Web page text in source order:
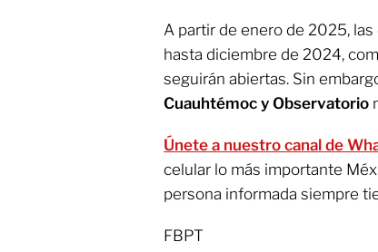
A partir de enero de 2025,
hasta diciembre de 2024,
seguirán abiertas. Sin
Cuauhtémoc y Observatorio
Únete a nuestro canal de
celular lo más importante
persona informada siempre
FBPT